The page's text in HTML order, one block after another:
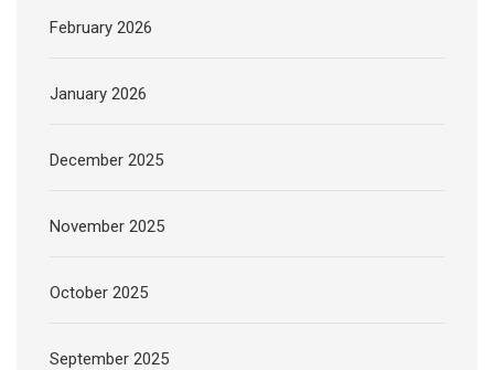
February 2026
January 2026
December 2025
November 2025
October 2025
September 2025